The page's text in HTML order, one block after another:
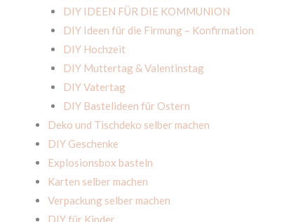
DIY IDEEN FÜR DIE KOMMUNION
DIY Ideen für die Firmung – Konfirmation
DIY Hochzeit
DIY Muttertag & Valentinstag
DIY Vatertag
DIY Bastelideen für Ostern
Deko und Tischdeko selber machen
DIY Geschenke
Explosionsbox basteln
Karten selber machen
Verpackung selber machen
DIY für Kinder